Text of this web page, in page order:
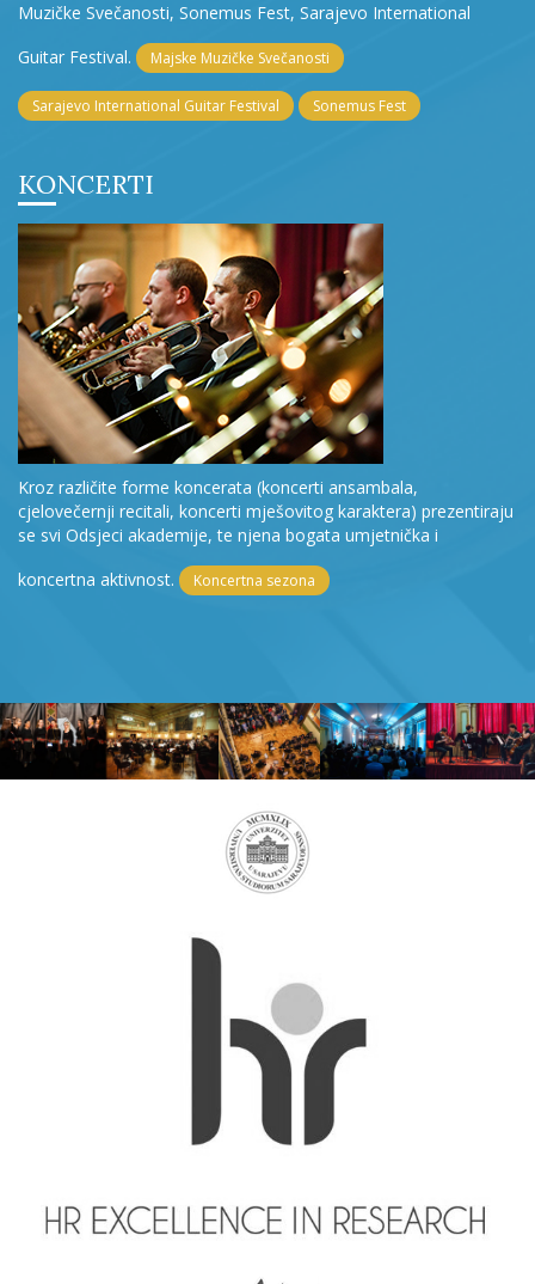
Muzičke Svečanosti, Sonemus Fest, Sarajevo International
Guitar Festival.
Majske Muzičke Svečanosti
Sarajevo International Guitar Festival Sonemus Fest
KONCERTI
Kroz različite forme koncerata (koncerti ansambala,
cjelovečernji recitali, koncerti mješovitog karaktera) prezentiraju
se svi Odsjeci akademije, te njena bogata umjetnička i
koncertna aktivnost.
Koncertna sezona